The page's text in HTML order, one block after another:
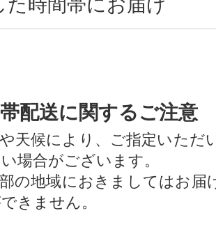
た時間帯にお届け
配送に関するご注意
天候により、ご指定いただ
場合がございます。
の地域におきましてはお届
きません。